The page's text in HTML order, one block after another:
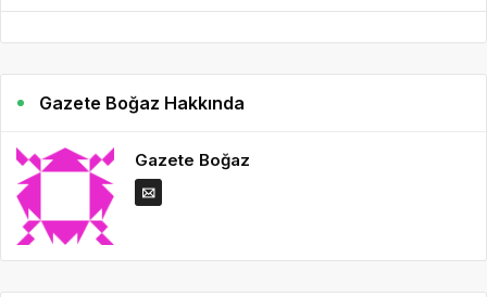
Gazete Boğaz Hakkında
Gazete Boğaz